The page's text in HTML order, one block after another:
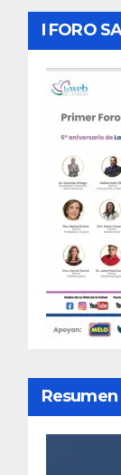
I FORO
Resumen